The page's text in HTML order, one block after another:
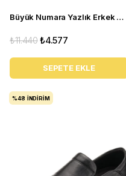
Büyük Numara Yazlık Erkek Ayakkabı - Utkan001 Siyah Deri
₺4.577
₺11.440
SEPETE EKLE
%48 İNDIRIM